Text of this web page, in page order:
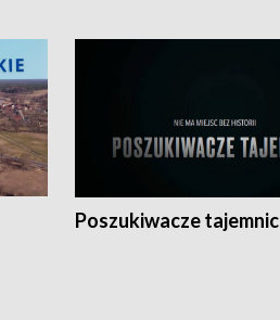
Poszukiwacze tajemnic